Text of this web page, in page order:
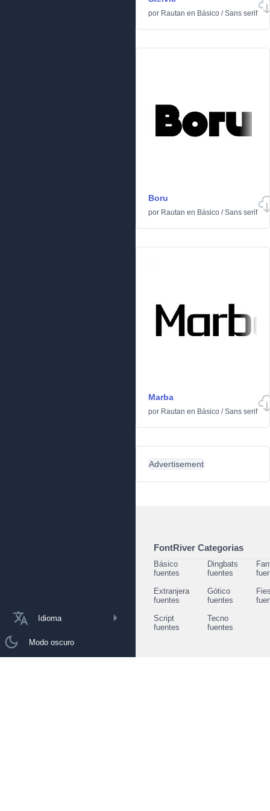
Idioma
Modo oscuro
por Rautan en Básico /Sans serif
Boru
por Rautan en Básico /Sans serif
Marba
por Rautan en Básico /Sans serif
Advertisement
FontRiver Categorias
Básico
fuentes
Dingbats
fuentes
Extranjera
fuentes
Gótico
fuentes
Script
fuentes
Tecno
fuentes